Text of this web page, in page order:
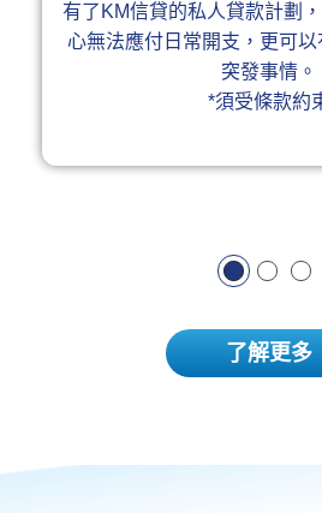
有了KM信貸的私人貸款計劃
心無法應付日常開支，更可
突發事情。​
*須受條款約
了解更多